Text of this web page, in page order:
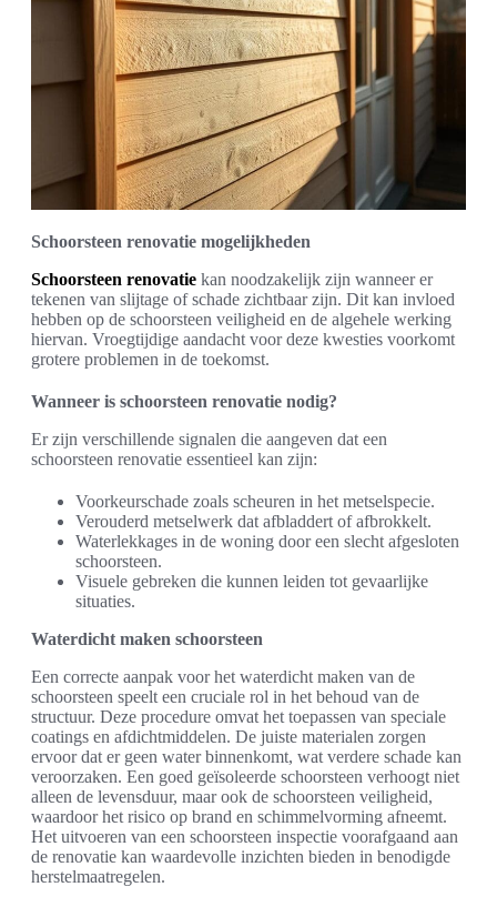
Schoorsteen renovatie mogelijkheden
Schoorsteen renovatie kan noodzakelijk zijn wanneer er
tekenen van slijtage of schade zichtbaar zijn. Dit kan invloed
hebben op de schoorsteen veiligheid en de algehele werking
hiervan. Vroegtijdige aandacht voor deze kwesties voorkomt
grotere problemen in de toekomst.
Wanneer is schoorsteen renovatie nodig?
Er zijn verschillende signalen die aangeven dat een
schoorsteen renovatie essentieel kan zijn:
Voorkeurschade zoals scheuren in het metselspecie.
Verouderd metselwerk dat afbladdert of afbrokkelt.
Waterlekkages in de woning door een slecht afgesloten
schoorsteen.
Visuele gebreken die kunnen leiden tot gevaarlijke
situaties.
Waterdicht maken schoorsteen
Een correcte aanpak voor het waterdicht maken van de
schoorsteen speelt een cruciale rol in het behoud van de
structuur. Deze procedure omvat het toepassen van speciale
coatings en afdichtmiddelen. De juiste materialen zorgen
ervoor dat er geen water binnenkomt, wat verdere schade kan
veroorzaken. Een goed geïsoleerde schoorsteen verhoogt niet
alleen de levensduur, maar ook de schoorsteen veiligheid,
waardoor het risico op brand en schimmelvorming afneemt.
Het uitvoeren van een schoorsteen inspectie voorafgaand aan
de renovatie kan waardevolle inzichten bieden in benodigde
herstelmaatregelen.